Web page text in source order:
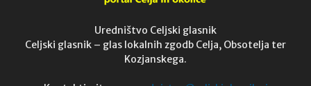
Uredništvo Celjski glasnik
Celjski glasnik – glas lokalnih zgodb Celja, Obsotelja ter
Kozjanskega.